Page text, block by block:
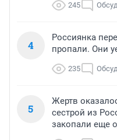
245
4
Россиянка
пропали. Они
235
5
Жертв
сестрой из
закопали еще